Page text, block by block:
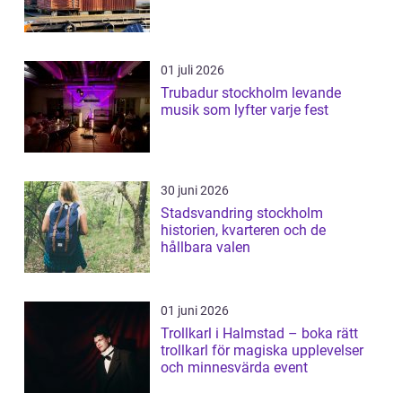
01 juli 2026
Trubadur stockholm levande
musik som lyfter varje fest
30 juni 2026
Stadsvandring stockholm
historien, kvarteren och de
hållbara valen
01 juni 2026
Trollkarl i Halmstad – boka rätt
trollkarl för magiska upplevelser
och minnesvärda event